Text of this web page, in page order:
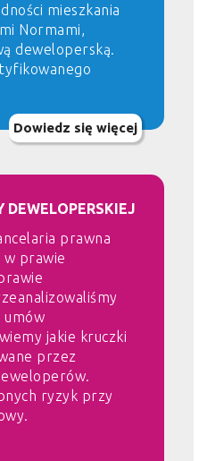
mieszkania
Normami,
deweloperską.
Dowiedz się więcej
prawna
w prawie
umów
jakie kruczki
przez
ryzyk przy